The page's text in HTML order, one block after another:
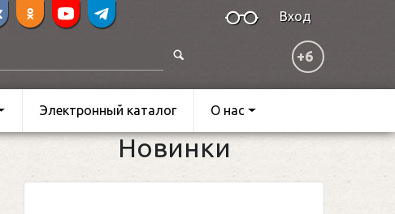
Вход
+6
Электронный каталог О нас
Новинки